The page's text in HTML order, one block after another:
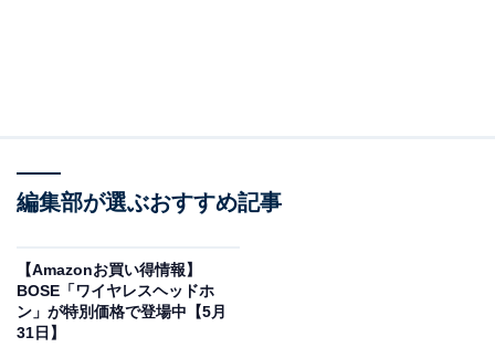
Amazonのセール商品から売れ筋ランキングまで、毎日のお買いも
※本記事で紹介している商品の購入やサービスの利用により、売上の一部が
オールアバウトに還元されることがあります。
編集部が選ぶおすすめ記事
【Amazonお買い得情報】
BOSE「ワイヤレスヘッドホ
ン」が特別価格で登場中【5月
31日】